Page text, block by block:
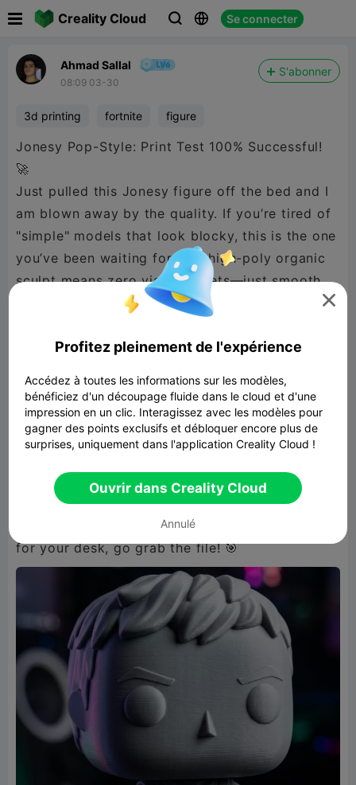
Creality Cloud   Se connecter
Ahmad Sallal
08:09 03-30
S'abonner
3d printing fortnite figure
Jonesy Pop-Style: Print Test 100% Successful!
🚀
Just pulled this Jonesy figure off the bed and I
am blown away by the quality. If you’re tired of
"simple" models that look blocky, this is the one
you’ve been waiting for. The high-poly organic
sculpt means zero visible facets—just smooth,
professional curves.
Detail: The tactical vest and hair geometry are
Printability: Used Tree Supports and they peeled
off like a dream.
Aesthetic: It looks like a high-end vinyl toy
Seriously, for 100 credits, this is a steal. If
you’re a Fortnite fan or just want a clean piece
for your desk, go grab the file! 🎯

Profitez pleinement de l'expérience
Accédez à toutes les informations sur les modèles,
bénéficiez d'un découpage fluide dans le cloud et d'une
impression en un clic. Interagissez avec les modèles pour
gagner des points exclusifs et débloquer encore plus de
surprises, uniquement dans l'application Creality Cloud !
Ouvrir dans Creality Cloud
Annulé